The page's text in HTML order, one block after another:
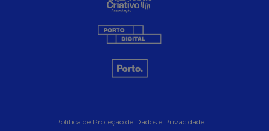
Política de Proteção de Dados e Privacidade